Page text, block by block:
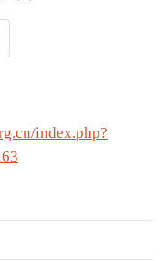
index.php?